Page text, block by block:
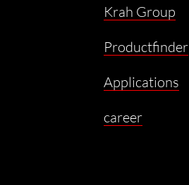
Krah Group
Productfinder
Applications
career